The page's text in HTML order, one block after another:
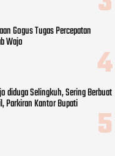
Gogus Tugas Percepatan
Wajo
diduga Selingkuh, Sering Berbuat
Parkiran Kantor Bupati